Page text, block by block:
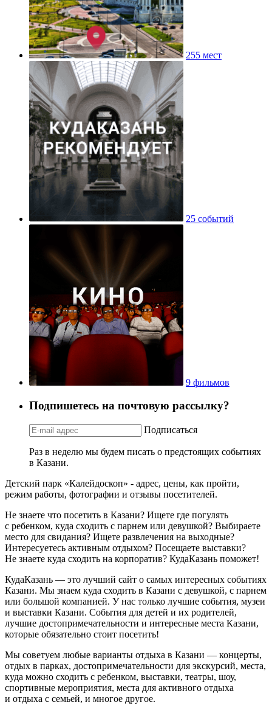
255 мест
25 событий
9 фильмов
Подпишетесь на почтовую рассылку?
Подписаться
Раз в неделю мы будем писать о предстоящих событиях
в Казани.
Детский парк «Калейдоскоп» - адрес, цены, как пройти,
режим работы, фотографии и отзывы посетителей.
Не знаете что посетить в Казани? Ищете где погулять
с ребенком, куда сходить с парнем или девушкой? Выбираете
место для свидания? Ищете развлечения на выходные?
Интересуетесь активным отдыхом? Посещаете выставки?
Не знаете куда сходить на корпоратив? КудаКазань поможет!
КудаКазань — это лучший сайт о самых интересных событиях
Казани. Мы знаем куда сходить в Казани с девушкой, с парнем
или большой компанией. У нас только лучшие события, музеи
и выставки Казани. События для детей и их родителей,
лучшие достопримечательности и интересные места Казани,
которые обязательно стоит посетить!
Мы советуем любые варианты отдыха в Казани — концерты,
отдых в парках, достопримечательности для экскурсий, места,
куда можно сходить с ребенком, выставки, театры, шоу,
спортивные мероприятия, места для активного отдыха
и отдыха с семьей, и многое другое.